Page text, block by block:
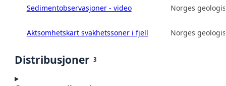
Sedimentobservasjoner - video Norges
Aktsomhetskart svakhetssoner i fjell Norges
Distribusjoner 3